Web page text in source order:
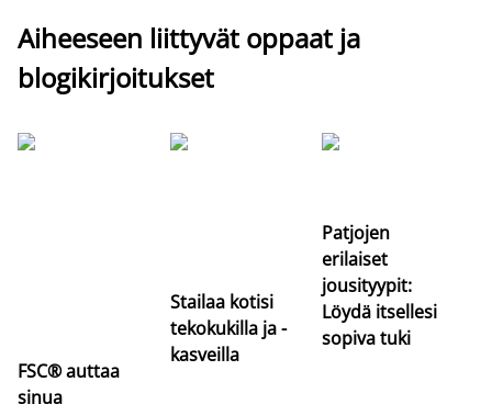
Aiheeseen liittyvät oppaat ja
blogikirjoitukset
FSC® auttaa
sinua
Stailaa kotisi
tekokukilla ja -
kasveilla
Patjojen
erilaiset
jousityypit:
Löydä itsellesi
sopiva tuki